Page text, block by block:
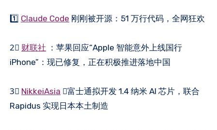
1️⃣ Claude Code 刚刚被开源：51 万行代码，全网狂欢
2⃣️ 财联社 ：苹果回应“Apple 智能意外上线国行
iPhone”：现已修复，正在积极推进落地中国
3⃣️ NikkeiAsia ：富士通拟开发 1.4 纳米 AI 芯片，联合
Rapidus 实现日本本土制造